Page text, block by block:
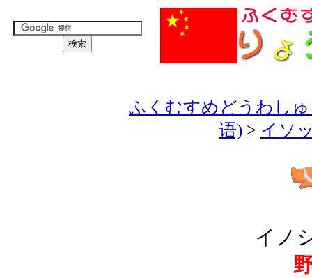
ふくむすめどうわし
语)> イソ
イノ